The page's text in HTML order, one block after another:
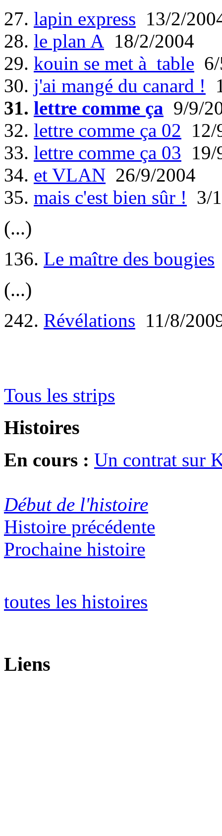
27. lapin express 13/2/
28. le plan A 18/2/2004
29. kouin se met à table
30. j'ai mangé du canard !
31. lettre comme ça 9/9/
32. lettre comme ça 02 12/
33. lettre comme ça 03 19/
34. et VLAN 26/9/2004
35. mais c'est bien sûr ! 3/
(...)
136. Le maître des bougies
(...)
242. Révélations 11/8/
Tous les strips
Histoires
En cours : Un contrat sur
Début de l'histoire
Histoire précédente
Prochaine histoire
toutes les histoires
Liens